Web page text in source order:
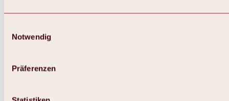
Notwendig
Präferenzen